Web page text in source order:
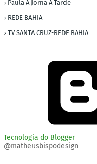
Paula A Jorna A Tarde
REDE BAHIA
TV SANTA CRUZ-REDE BAHIA
Tecnologia do Blogger
@matheusbispodesign